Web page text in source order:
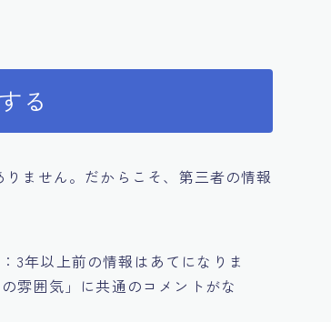
る
ません。だからこそ、第三者の情報
：3年以上前の情報はあてになりま
雰囲気」に共通のコメントがな